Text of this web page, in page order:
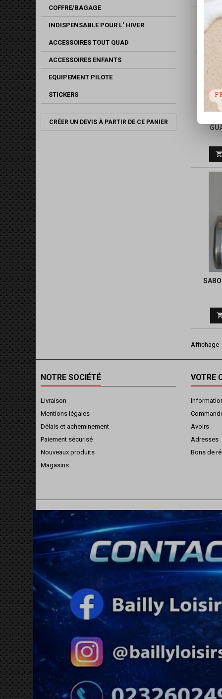
COFFRE/BAGAGE
INDISPENSABLE POUR L' HIVER
ACCESSOIRES TOUT QUAD
ACCESSOIRES ENFANTS
EQUIPEMENT PILOTE
STICKERS
CRÉER UN DEVIS À PARTIR DE CE PANIER

Affichage
NOTRE SOCIÉTÉ
Livraison
Mentions légales
Délais et acheminement
Paiement sécurisé
Nouveaux produits
Magasins
VOTRE
Avoirs
Adresses
Bons de